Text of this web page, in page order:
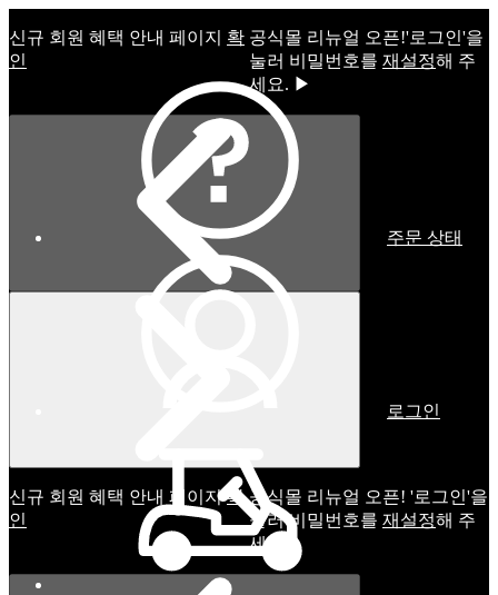
신규 회원 혜택 안내 페이지 확
인
공식몰 리뉴얼 오픈!ㅤ'로그인'을
눌러 비밀번호를 재설정해 주
세요. ▶
신규 회원 혜택 안내 페이지확
인
공식몰 리뉴얼 오픈! '로그인'을
눌러 비밀번호를 재설정해 주
세요.
주문 상태
로그인